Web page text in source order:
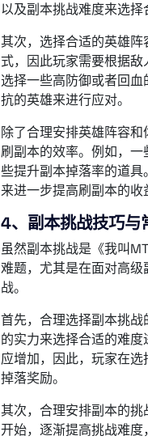
以及副本挑战难度来选择
其次，选择合适的英雄
式，因此玩家需要根据
选择一些高防御或者回
抗的英雄来进行应对。
除了合理安排英雄阵容
刷副本的效率。例如，
些提升副本掉落率的道具
来进一步提高刷副本的收
4、副本挑战技巧与
虽然副本挑战是《我叫
难题，尤其是在面对高
战。
首先，合理选择副本挑
的实力来选择合适的难
应增加，因此，玩家在
掉落奖励。
其次，合理安排副本的
开始，逐渐提高挑战难